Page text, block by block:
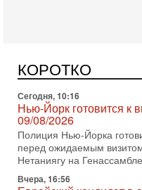
КОРОТКО
предстоящие выборы
проведение сорвано, а
Сегодня, 10:16
Нью-Йорк готовится к
09/08/2026
Полиция Нью-Йорка
перед ожидаемым
Нетаниягу на
Вчера, 16:56